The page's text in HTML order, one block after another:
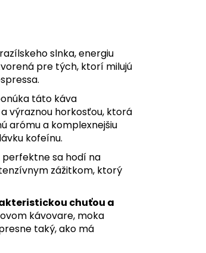
slnka, energiu
pre tých, ktorí milujú
táto káva
a výraznou horkosťou, ktorá
arómu a komplexnejšiu
kofeínu.
sa hodí na
zážitkom, ktorý
chuťou a
kávovare, moka
taký, ako má